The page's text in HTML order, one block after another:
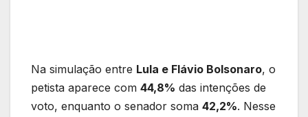
Na simulação entre Lula e Flávio Bolsonaro, o
petista aparece com 44,8% das intenções de
voto, enquanto o senador soma 42,2%. Nesse